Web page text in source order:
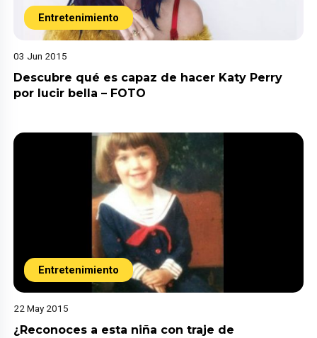
Entretenimiento
03 Jun 2015
Descubre qué es capaz de hacer Katy Perry
por lucir bella – FOTO
Entretenimiento
22 May 2015
¿Reconoces a esta niña con traje de